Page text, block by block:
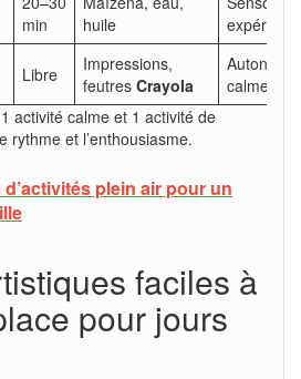
min
huile
Libre
Impressions,
feutres Crayola
calme
activité calme et 1 activité de
rythme et l’enthousiasme.
d’activités plein air pour un
faciles à
pour jours